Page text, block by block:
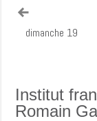
dimanche 19
Institut
Romain